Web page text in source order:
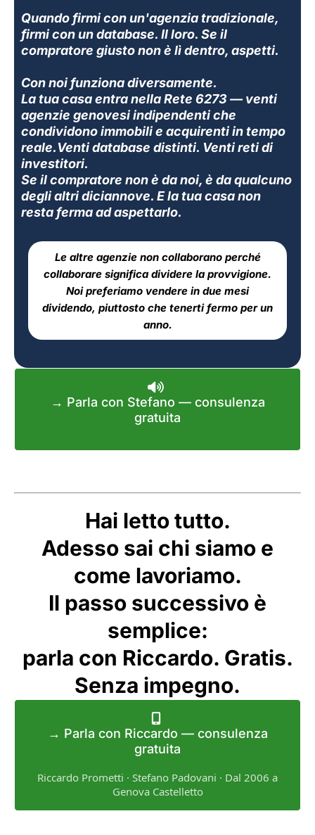
Quando firmi con un'agenzia tradizionale,
firmi con un database. Il loro. Se il
compratore giusto non è lì dentro, aspetti.
Con noi funziona diversamente.
La tua casa entra nella Rete 6273 — venti
agenzie genovesi indipendenti che
condividono immobili e acquirenti in tempo
reale.Venti database distinti. Venti reti di
investitori.
Se il compratore non è da noi, è da qualcuno
degli altri diciannove. E la tua casa non
resta ferma ad aspettarlo.
Le altre agenzie non collaborano perché
collaborare significa dividere la provvigione.
Noi preferiamo vendere in due mesi
dividendo, piuttosto che tenerti fermo per un
anno.
→ Parla con Stefano — consulenza
gratuita
Hai letto tutto.
Adesso sai chi siamo e
come lavoriamo.
Il passo successivo è
semplice:
parla con Riccardo. Gratis.
Senza impegno.
→ Parla con Riccardo — consulenza
gratuita
Riccardo Prometti · Stefano Padovani · Dal 2006 a
Genova Castelletto